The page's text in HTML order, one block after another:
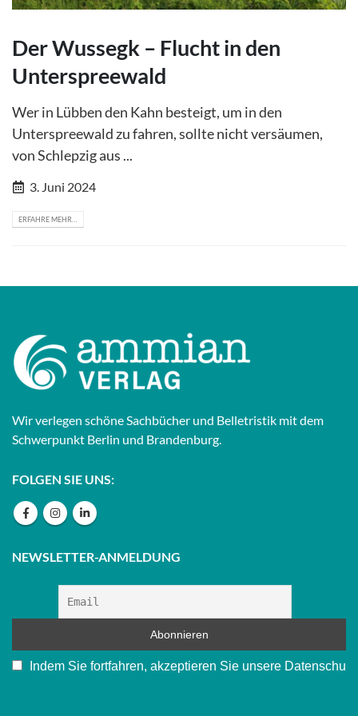
Der Wussegk – Flucht in den
Unterspreewald
Wer in Lübben den Kahn besteigt, um in den
Unterspreewald zu fahren, sollte nicht versäumen,
von Schlepzig aus ...
3. Juni 2024
ERFAHRE MEHR…
Wir verlegen schöne Sachbücher und Belletristik mit dem
Schwerpunkt Berlin und Brandenburg.
FOLGEN SIE UNS:
NEWSLETTER-ANMELDUNG
Indem Sie fortfahren, akzeptieren Sie unsere